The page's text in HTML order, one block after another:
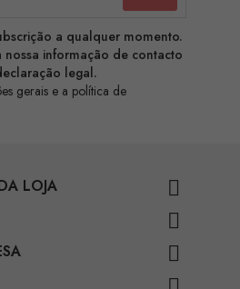
a qualquer momento.
nossa informação de contacto
legal.
gerais e a política de
LOJA 

